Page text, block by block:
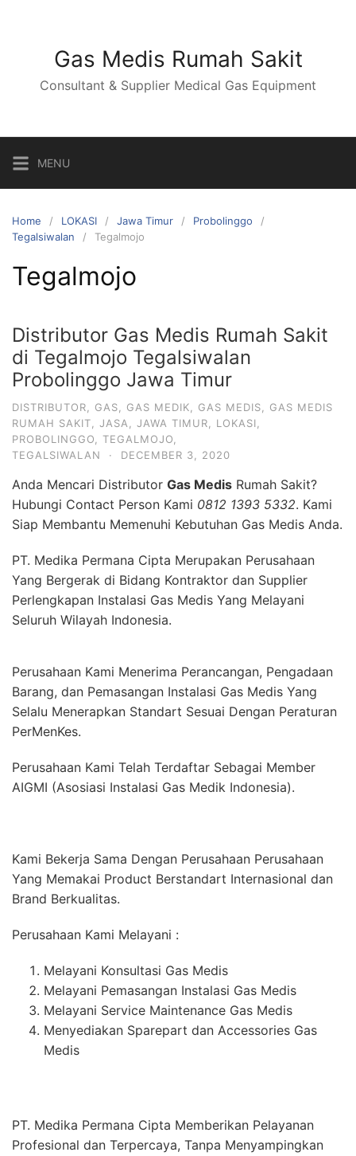
Gas Medis Rumah Sakit
Consultant & Supplier Medical Gas Equipment
MENU
Home LOKASI Jawa Timur
Probolinggo
Tegalsiwalan
Tegalmojo
Tegalmojo
Distributor Gas Medis Rumah Sakit
di Tegalmojo Tegalsiwalan
Probolinggo Jawa Timur
DISTRIBUTOR GAS GAS MEDIK GAS MEDIS
GAS MEDIS
RUMAH SAKIT
JASA JAWA TIMUR LOKASI
PROBOLINGGO
TEGALMOJO
TEGALSIWALAN
· DECEMBER 3, 2020
Anda Mencari Distributor Gas Medis Rumah Sakit?
Hubungi Contact Person Kami 0812 1393 5332. Kami
Siap Membantu Memenuhi Kebutuhan Gas Medis Anda.
PT. Medika Permana Cipta Merupakan Perusahaan
Yang Bergerak di Bidang Kontraktor dan Supplier
Perlengkapan Instalasi Gas Medis Yang Melayani
Seluruh Wilayah Indonesia.
Perusahaan Kami Menerima Perancangan, Pengadaan
Barang, dan Pemasangan Instalasi Gas Medis Yang
Selalu Menerapkan Standart Sesuai Dengan Peraturan
PerMenKes.
Perusahaan Kami Telah Terdaftar Sebagai Member
AIGMI (Asosiasi Instalasi Gas Medik Indonesia).
Kami Bekerja Sama Dengan Perusahaan Perusahaan
Yang Memakai Product Berstandart Internasional dan
Brand Berkualitas.
Perusahaan Kami Melayani :
Melayani Konsultasi Gas Medis
Melayani Pemasangan Instalasi Gas Medis
Melayani Service Maintenance Gas Medis
Menyediakan Sparepart dan Accessories Gas
Medis
PT. Medika Permana Cipta Memberikan Pelayanan
Profesional dan Terpercaya, Tanpa Menyampingkan